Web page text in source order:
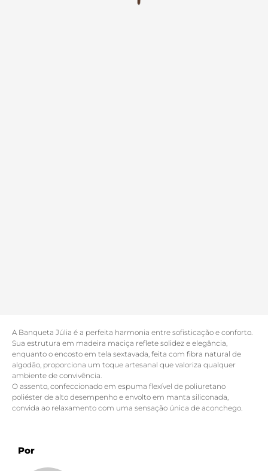
A Banqueta Júlia é a perfeita harmonia entre sofisticação e conforto.
Sua estrutura em madeira maciça reflete solidez e elegância,
enquanto o encosto em tela sextavada, feita com fibra natural de
algodão, proporciona um toque artesanal que valoriza qualquer
ambiente de convivência.
O assento, confeccionado em espuma flexível de poliuretano
poliéster de alto desempenho e envolto em manta siliconada,
convida ao relaxamento com uma sensação única de aconchego.
Por